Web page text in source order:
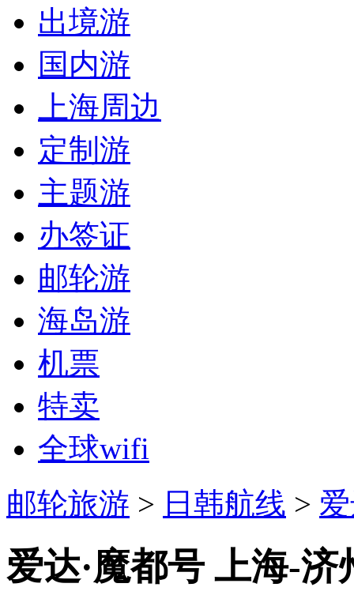
出境游
国内游
上海周边
定制游
主题游
办签证
邮轮游
海岛游
机票
特卖
全球wifi
邮轮旅游 > 日韩航线 >
爱达·魔都号 上海-